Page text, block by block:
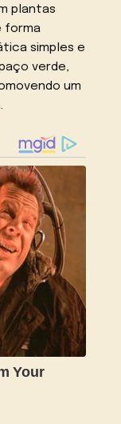
plantas
forma
simples e
verde,
um